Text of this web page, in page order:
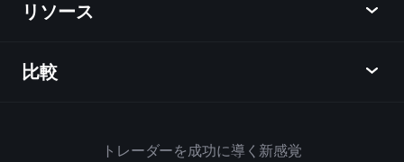
ラーニングハブ
メッセンジャー
外国為替
指数
アフィリエイトプログラム
企業情報
Playtradeについて
リソース
ヘルプセンター
ハウスルール
比較
トレーダーを成功に導く新感覚